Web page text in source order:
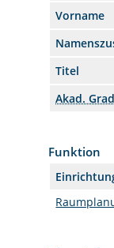
Vorname
Titel
Akad. Grad
Funktion